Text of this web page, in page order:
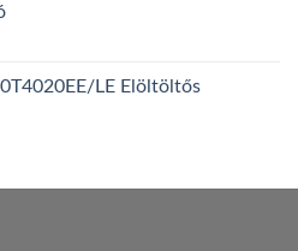
LE Elöltöltős